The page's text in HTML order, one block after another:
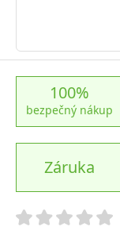
100%
bezpečný nákup
Záruka